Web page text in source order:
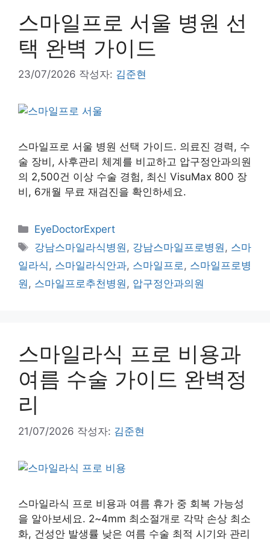
스마일프로 서울 병원 선
택 완벽 가이드
23/07/2026 작성자: 김준현
스마일프로 서울 병원 선택 가이드. 의료진 경력, 수
술 장비, 사후관리 체계를 비교하고 압구정안과의원
의 2,500건 이상 수술 경험, 최신 VisuMax 800 장
비, 6개월 무료 재검진을 확인하세요.
카
테
리
EyeDoctorExpert
태
그
강남스마일라식병원, 강남스마일프로병원, 스마
일라식, 스마일라식안과, 스마일프로, 스마일프로병
원, 스마일프로추천병원, 압구정안과의원
스마일라식 프로 비용과
여름 수술 가이드 완벽정
리
21/07/2026 작성자: 김준현
스마일라식 프로 비용과 여름 휴가 중 회복 가능성
을 알아보세요. 2~4mm 최소절개로 각막 손상 최소
화, 건성안 발생률 낮은 여름 수술 최적 시기와 관리